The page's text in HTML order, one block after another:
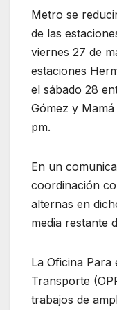
Metro se
de las
viernes 27 de
estaciones
el sábado 28
Gómez y
pm.
En un
coordinación
alternas en
media restante
La Oficina Para
Transporte
trabajos de